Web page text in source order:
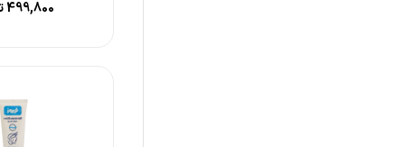
499,800